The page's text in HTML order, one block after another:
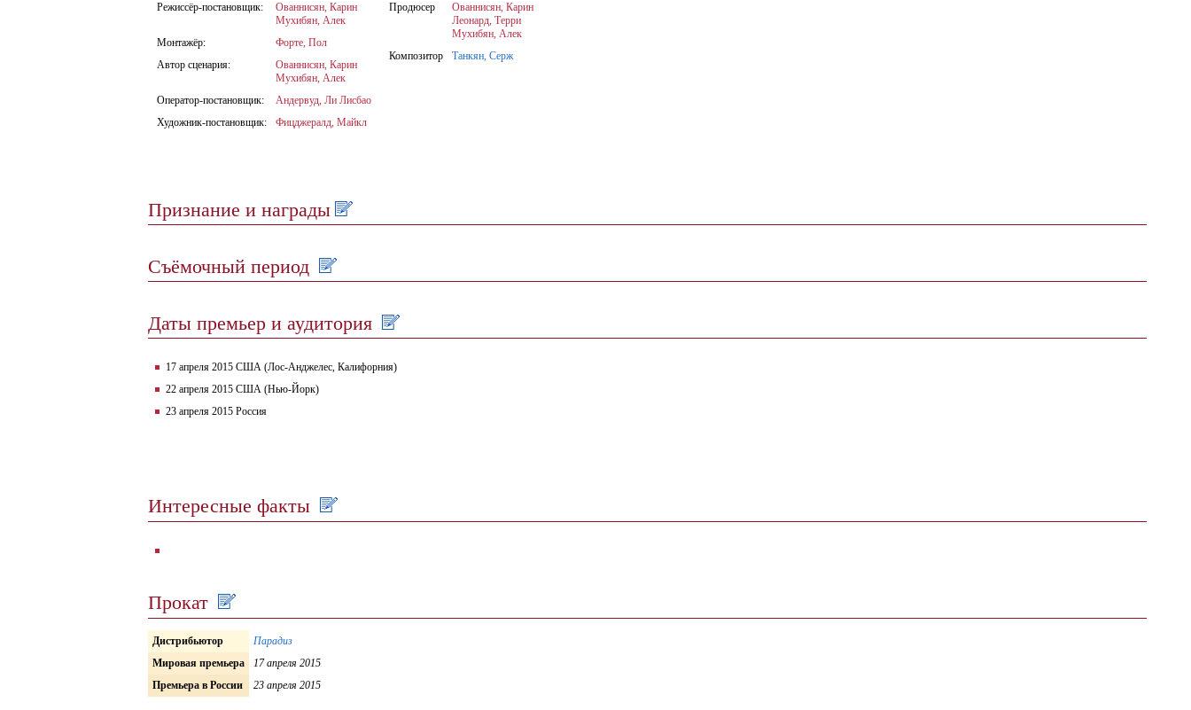
Режиссёр-постановщик:
Ованнисян, Карин
Мухибян, Алек
Монтажёр:
Форте, Пол
Автор сценария:
Ованнисян, Карин
Мухибян, Алек
Оператор-постановщик:
Андервуд, Ли Лисбао
Художник-постановщик:
Фицджералд, Майкл
Продюсер
Ованнисян, Карин
Леонард, Терри
Мухибян, Алек
Композитор
Танкян, Серж
Признание и награды
Съёмочный период
Даты премьер и аудитория
17 апреля 2015 США (Лос-Анджелес, Калифорния)
22 апреля 2015 США (Нью-Йорк)
23 апреля 2015 Россия
Интересные факты
Прокат
Дистрибьютор
Парадиз
Мировая премьера
17 апреля 2015
Премьера в России
23 апреля 2015